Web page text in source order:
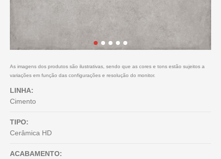
As imagens dos produtos são ilustrativas, sendo que as cores e tons estão sujeitos a
variações em função das configurações e resolução do monitor.
LINHA:
Cimento
TIPO:
Cerâmica HD
ACABAMENTO: